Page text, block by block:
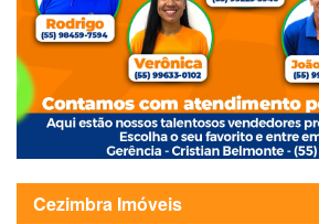
Cezimbra Imóveis